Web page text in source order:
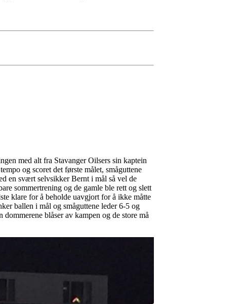
med alt fra Stavanger Oilsers sin kaptein
og scoret det første målet, småguttene
en svært selvsikker Bernt i mål så vel de
sommertrening og de gamle ble rett og slett
klare for å beholde uavgjort for å ikke måtte
ballen i mål og småguttene leder 6-5 og
blåser av kampen og de store må